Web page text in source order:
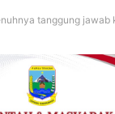
tanggung jawab